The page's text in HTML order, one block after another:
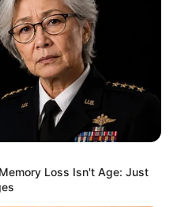
ณ ช่วงนี้ ความรัก ของคุณเป็นไง
ดหรือไม่รอดครับ คุณลองมาดูสิว่า
นอาหารจานใดครับ…
น ความรัก ของคุณLoss Isn't Age: Just